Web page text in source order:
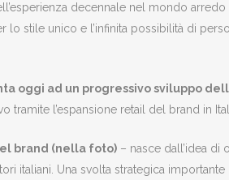
decennale nel mondo
stile unico e l’infinita possibilità di
oggi ad un progressivo sviluppo
tramite l’espansione retail del brand in
brand (nella foto) – nasce dall’idea
italiani. Una svolta strategica